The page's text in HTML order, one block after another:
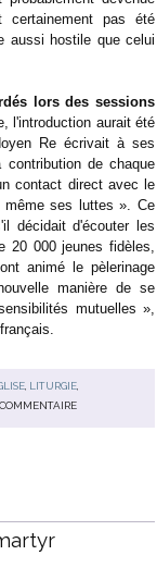
certainement pas été
aussi hostile que celui
lors des sessions
l'introduction aurait été
Re écrivait à ses
de chaque
contact direct avec le
même ses luttes ». Ce
décidait d'écouter les
20 000 jeunes fidèles,
animé le pèlerinage
manière de se
mutuelles »,
, LITURGIE,
COMMENTAIRE